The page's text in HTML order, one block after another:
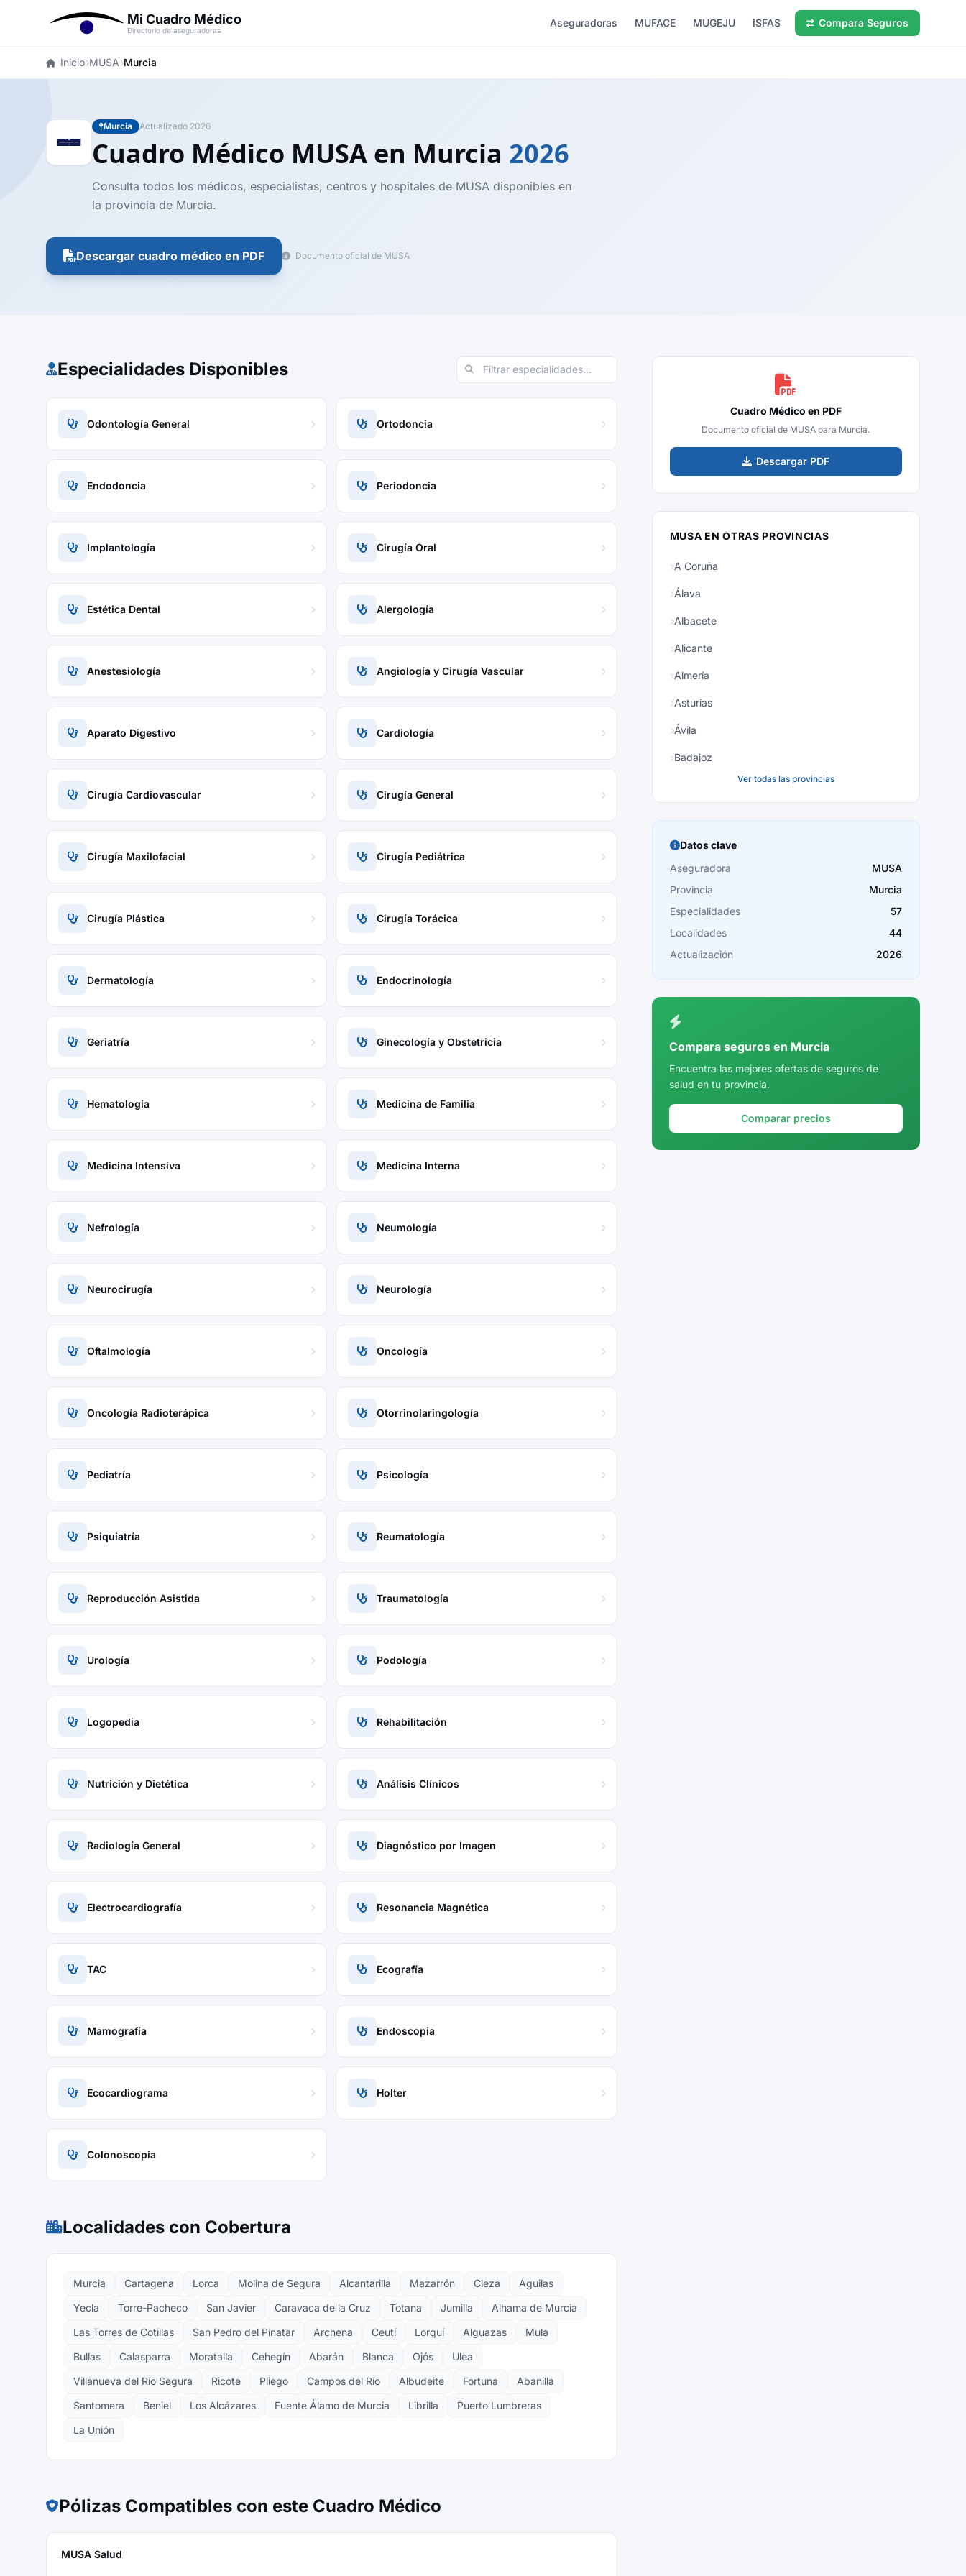
Mi Cuadro Médico
Directorio de aseguradoras
Aseguradoras MUFACE MUGEJU ISFAS Compara Seguros
Inicio MUSA Murcia
Murcia Actualizado 2026
Cuadro Médico MUSA en Murcia 2026
Consulta todos los médicos, especialistas, centros y hospitales de MUSA disponibles en
la provincia de Murcia.
Descargar cuadro médico en PDF Documento oficial de MUSA
Especialidades Disponibles
Odontología General Ortodoncia
Endodoncia Periodoncia
Implantología Cirugía Oral
Estética Dental Alergología
Anestesiología Angiología y Cirugía Vascular
Aparato Digestivo Cardiología
Cirugía Cardiovascular Cirugía General
Cirugía Maxilofacial Cirugía Pediátrica
Cirugía Plástica Cirugía Torácica
Dermatología Endocrinología
Geriatría Ginecología y Obstetricia
Hematología Medicina de Familia
Medicina Intensiva Medicina Interna
Nefrología Neumología
Neurocirugía Neurología
Oftalmología Oncología
Oncología Radioterápica Otorrinolaringología
Pediatría Psicología
Psiquiatría Reumatología
Reproducción Asistida Traumatología
Urología Podología
Logopedia Rehabilitación
Nutrición y Dietética Análisis Clínicos
Radiología General Diagnóstico por Imagen
Electrocardiografía Resonancia Magnética
TAC Ecografía
Mamografía Endoscopia
Ecocardiograma Holter
Colonoscopia
Localidades con Cobertura
Murcia Cartagena Lorca Molina de Segura Alcantarilla Mazarrón Cieza
Águilas
Yecla
Torre-Pacheco San Javier Caravaca de la Cruz Totana Jumilla
Alhama de Murcia
Las Torres de Cotillas
San Pedro del Pinatar Archena Ceutí Lorquí Alguazas
Mula
Bullas
Calasparra Moratalla Cehegín Abarán Blanca Ojós
Ulea
Villanueva del Río Segura
Ricote Pliego Campos del Río Albudeite Fortuna
Abanilla
Santomera
Beniel Los Alcázares Fuente Álamo de Murcia Librilla
Puerto Lumbreras
La Unión
Pólizas Compatibles con este Cuadro Médico
MUSA Salud
Cuadro Médico en PDF
Documento oficial de MUSA para Murcia.
Descargar PDF
MUSA EN OTRAS PROVINCIAS
A Coruña
Álava
Albacete
Alicante
Almería
Asturias
Ávila
Badajoz
Burgos
Cáceres
Cádiz
Cantabria
Castellón
Córdoba
Cuenca
Girona
Ver todas las provincias
Datos clave
Aseguradora
MUSA
Provincia
Murcia
Especialidades
57
Localidades
44
Actualización
2026
Compara seguros en Murcia
Encuentra las mejores ofertas de seguros de
salud en tu provincia.
Comparar precios